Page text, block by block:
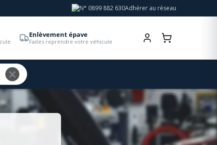
Adhérer au réseau
Enlèvement épave
Faites reprendre votre véhicule